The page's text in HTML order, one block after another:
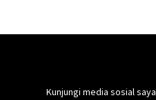
Kunjungi media sosial saya